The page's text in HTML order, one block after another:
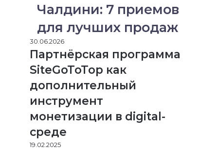
Чалдини: 7 приемов
для лучших продаж
30.06.2026
Партнёрская программа
SiteGoToTop как
дополнительный
инструмент
монетизации в digital-
среде
19.02.2025